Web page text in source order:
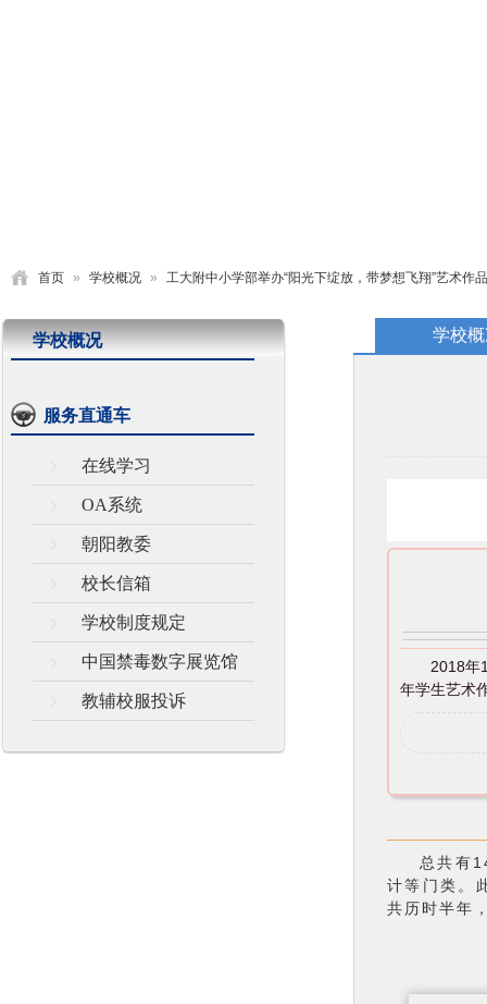
首页 » 学校概况 » 工大附中小学部举办“阳光下绽放，带梦想飞翔”艺术作
学校概况
服务直通车
在线学习
OA系统
朝阳教委
校长信箱
学校制度规定
中国禁毒数字展览馆
教辅校服投诉
学校
2018年
年学生艺术
总共有140
计等门类。
共历时半年